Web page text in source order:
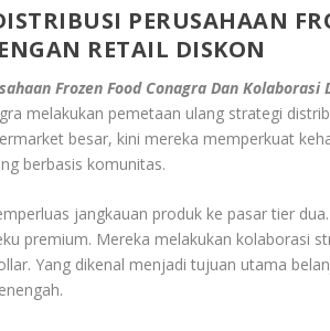
PERUSAHAAN
RETAIL DISKON
Frozen Food Conagra Dan Kolaborasi
melakukan pemetaan ulang strategi
besar, kini mereka memperkuat
berbasis komunitas.
jangkauan produk ke pasar tier
premium. Mereka melakukan kolaborasi
Yang dikenal menjadi tujuan utama